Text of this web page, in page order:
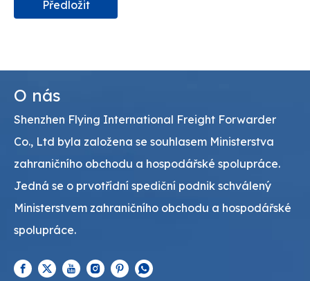
Předložit
O nás
Shenzhen Flying International Freight Forwarder
Co., Ltd byla založena se souhlasem Ministerstva
zahraničního obchodu a hospodářské spolupráce.
Jedná se o prvotřídní spediční podnik schválený
Ministerstvem zahraničního obchodu a hospodářské
spolupráce.